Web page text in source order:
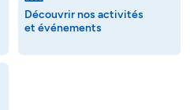
Découvrir nos activités
et événements